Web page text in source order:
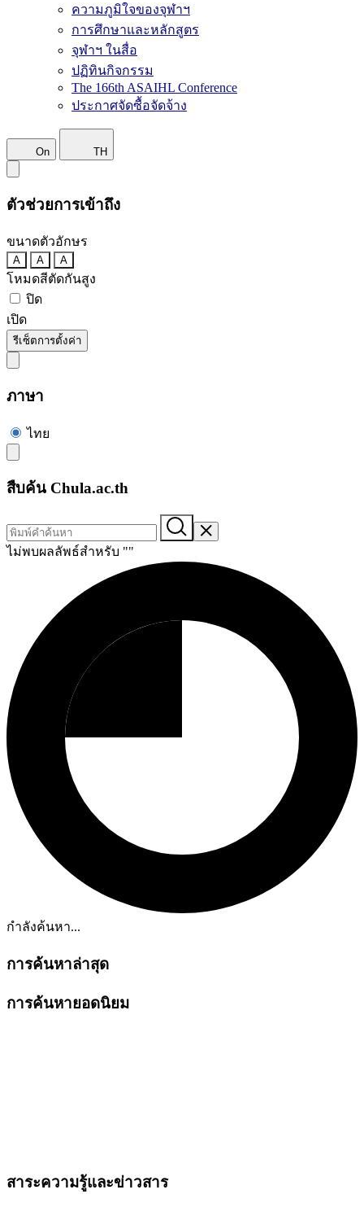
ความภูมิใจของจุฬาฯ
การศึกษาและหลักสูตร
จุฬาฯ ในสื่อ
ปฏิทินกิจกรรม
The 166th ASAIHL Conference
ประกาศจัดซื้อจัดจ้าง
On TH
ตัวช่วยการเข้าถึง
ขนาดตัวอักษร
A A A
โหมดสีตัดกันสูง
ปิด
เปิด
รีเซ็ตการตั้งค่า
ภาษา
ไทย
สืบค้น Chula.ac.th
ไม่พบผลลัพธ์สำหรับ ""
กำลังค้นหา...
การค้นหาล่าสุด
การค้นหายอดนิยม
สาระความรู้และข่าวสาร